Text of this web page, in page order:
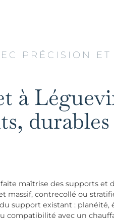
PRÉCISION ET
à
maîtrise des supports et
massif, contrecollé ou
support existant : planéité,
compatibilité avec un